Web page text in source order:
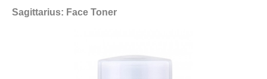
Sagittarius: Face Toner